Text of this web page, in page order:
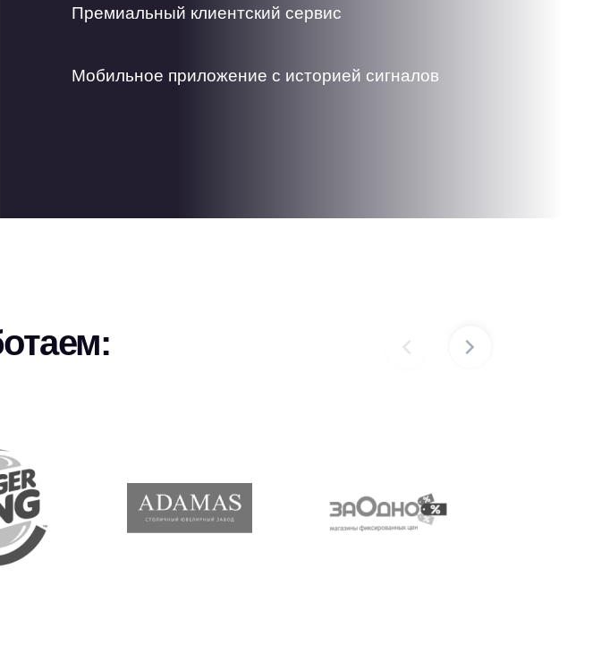
Премиальный клиентский сервис
Мобильное приложение с историей сигналов